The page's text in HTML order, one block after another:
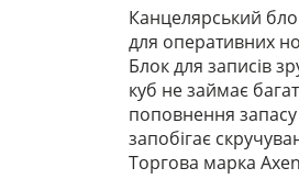
Канцелярський
для оперативних
Блок для записів
куб не займає
поповнення
запобігає
Торгова марка